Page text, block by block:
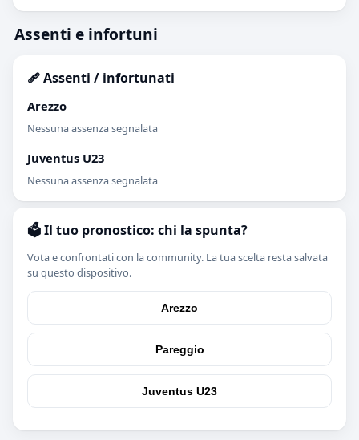
Assenti e infortuni
🩹 Assenti / infortunati
Arezzo
Nessuna assenza segnalata
Juventus U23
Nessuna assenza segnalata
🗳️ Il tuo pronostico: chi la spunta?
Vota e confrontati con la community. La tua scelta resta salvata
su questo dispositivo.
Arezzo
Pareggio
Juventus U23